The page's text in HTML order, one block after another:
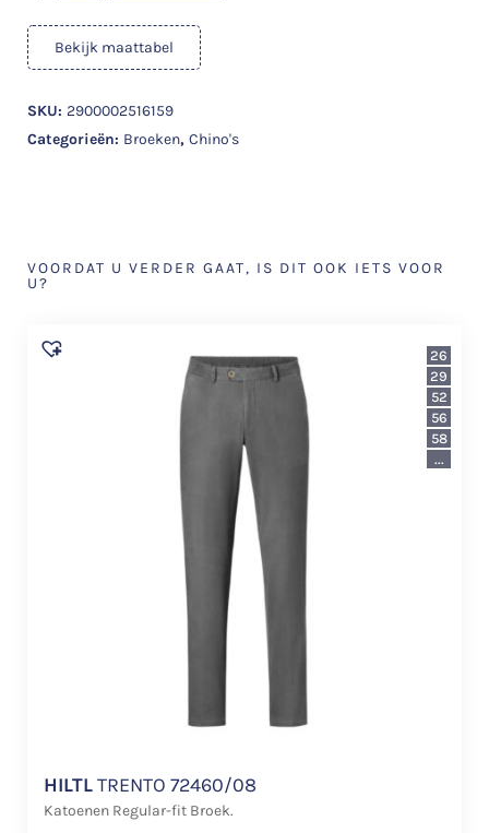
Bekijk maattabel
SKU: 2900002516159
Categorieën: Broeken, Chino's
VOORDAT U VERDER GAAT, IS DIT OOK IETS VOOR
U?
HILTLTRENTO 72460/08
Katoenen Regular-fit Broek.
26
29
52
56
58
...